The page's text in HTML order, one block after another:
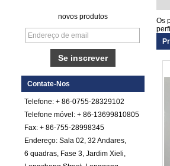
novos produtos
Contate-Nos
Telefone: + 86-0755-28329102
Telefone móvel: + 86-13699810805
Fax: + 86-755-28998345
Endereço: Sala 02, 32 Andares,
6 quadras, Fase 3, Jardim Xieli,
Folha de FRP de
com fibra de vidro
Folha de cascalho
de fibra reforçada
em fibra reforçada
com fibra de vidro
Painéis isolados
Os